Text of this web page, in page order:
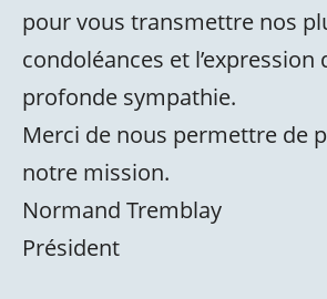
pour vous transmettre nos
condoléances et l’expression
profonde sympathie.
Merci de nous permettre de
notre mission.
Normand Tremblay
Président